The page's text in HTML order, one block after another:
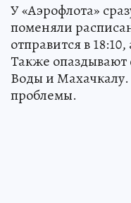
У «Аэрофлота»
поменяли
отправится в 18:10,
Также
Воды и
проблемы.